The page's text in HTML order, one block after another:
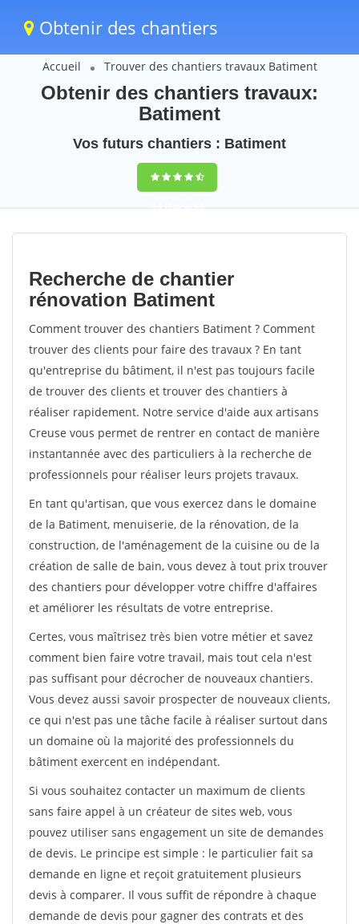
Obtenir des chantiers
Accueil Trouver des chantiers travaux Batiment
Obtenir des chantiers travaux:
Batiment
Vos futurs chantiers : Batiment
9,5(100%)64
votes
Recherche de chantier
rénovation Batiment
Comment trouver des chantiers Batiment ? Comment
trouver des clients pour faire des travaux ? En tant
qu'entreprise du bâtiment, il n'est pas toujours facile
de trouver des clients et trouver des chantiers à
réaliser rapidement. Notre service d'aide aux artisans
Creuse vous permet de rentrer en contact de manière
instantannée avec des particuliers à la recherche de
professionnels pour réaliser leurs projets travaux.
En tant qu'artisan, que vous exercez dans le domaine
de la Batiment, menuiserie, de la rénovation, de la
construction, de l'aménagement de la cuisine ou de la
création de salle de bain, vous devez à tout prix trouver
des chantiers pour développer votre chiffre d'affaires
et améliorer les résultats de votre entreprise.
Certes, vous maîtrisez très bien votre métier et savez
comment bien faire votre travail, mais tout cela n'est
pas suffisant pour décrocher de nouveaux chantiers.
Vous devez aussi savoir prospecter de nouveaux clients,
ce qui n'est pas une tâche facile à réaliser surtout dans
un domaine où la majorité des professionnels du
bâtiment exercent en indépendant.
Si vous souhaitez contacter un maximum de clients
sans faire appel à un créateur de sites web, vous
pouvez utiliser sans engagement un site de demandes
de devis. Le principe est simple : le particulier fait sa
demande en ligne et reçoit gratuitement plusieurs
devis à comparer. Il vous suffit de répondre à chaque
demande de devis pour gagner des contrats et des